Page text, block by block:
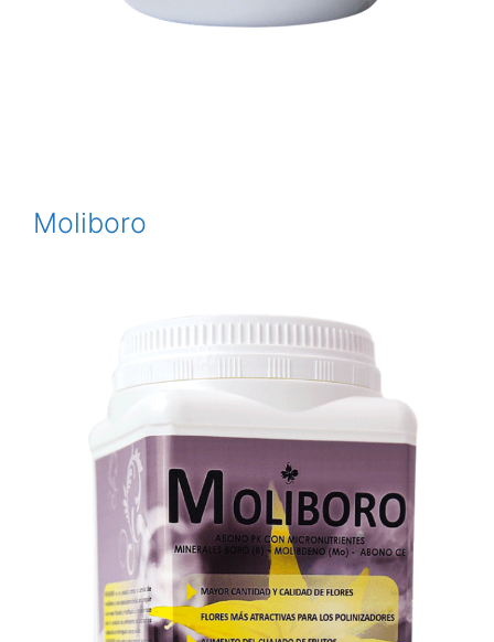
Moliboro